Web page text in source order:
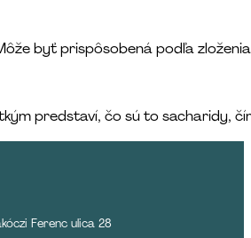
byť prispôsobená podľa
predstaví, čo sú to sacharidy,
Ferenc ulica 28